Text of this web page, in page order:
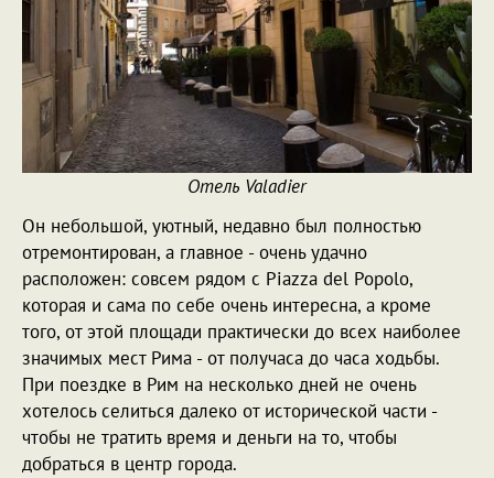
Отель Valadier
Он небольшой, уютный, недавно был полностью
отремонтирован, а главное - очень удачно
расположен: совсем рядом с Piazza del Popolo,
которая и сама по себе очень интересна, а кроме
того, от этой площади практически до всех наиболее
значимых мест Рима - от получаса до часа ходьбы.
При поездке в Рим на несколько дней не очень
хотелось селиться далеко от исторической части -
чтобы не тратить время и деньги на то, чтобы
добраться в центр города.